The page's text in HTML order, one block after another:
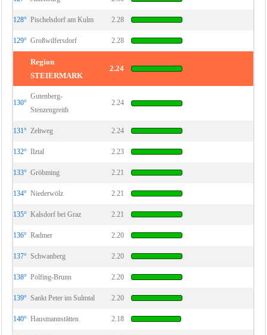
128° Pischelsdorf am Kulm 2.28
129° Großwilfersdorf 2.28
Region
STEIERMARK
2.24
130°
Gutenberg-
Stenzengreith
2.24
131° Zeltweg 2.24
132° Ilztal 2.23
133° Gröbming 2.21
134° Niederwölz 2.21
135° Kalsdorf bei Graz 2.21
136° Radmer 2.20
137° Schwanberg 2.20
138° Pölfing-Brunn 2.20
139° Sankt Peter im Sulmtal 2.20
140° Hausmannstätten 2.18